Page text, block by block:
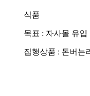
식품
목표 : 자사몰 유입
집행상품 : 돈버는